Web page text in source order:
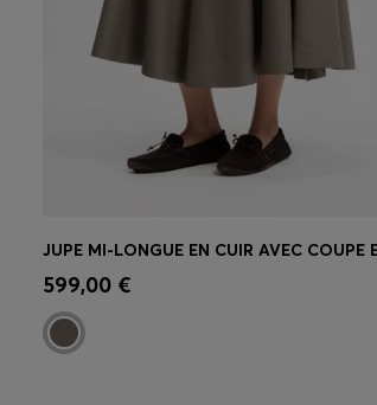
Achat rapide
taille)
599,00 €